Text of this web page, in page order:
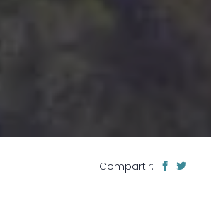
Compartir: